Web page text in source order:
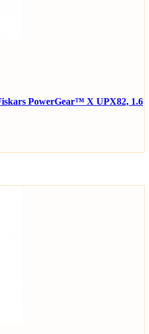
PowerGear™ X UPX82, 1.6